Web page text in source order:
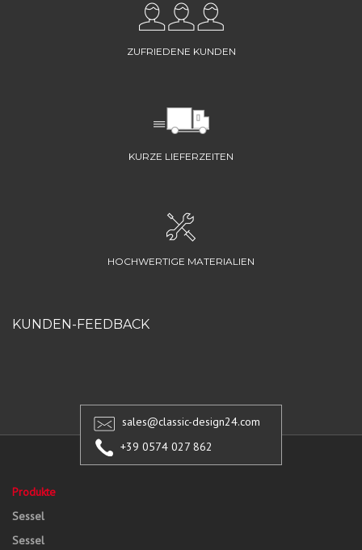
ZUFRIEDENE KUNDEN
KURZE LIEFERZEITEN
HOCHWERTIGE MATERIALIEN
KUNDEN-FEEDBACK
sales@classic-design24.com
+39 0574 027 862
Produkte
Sessel
Sessel